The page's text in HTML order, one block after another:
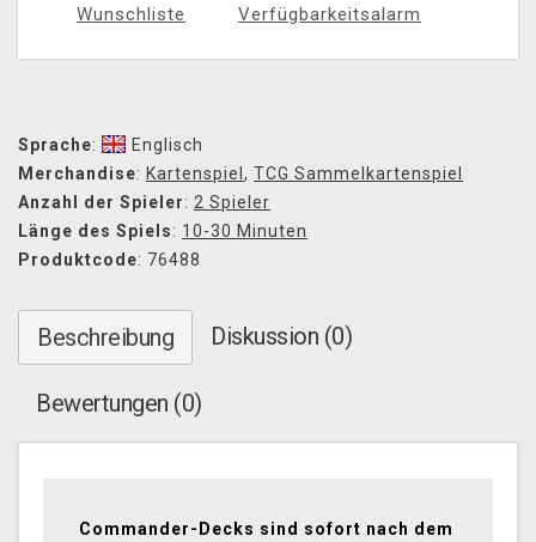
Wunschliste Verfügbarkeitsalarm
Sprache:
Englisch
Merchandise: Kartenspiel , TCG Sammelkartenspiel
Anzahl der Spieler: 2 Spieler
Länge des Spiels: 10-30 Minuten
Produktcode: 76488
Beschreibung Diskussion (0)
Bewertungen (0)
Commander-Decks sind sofort nach dem